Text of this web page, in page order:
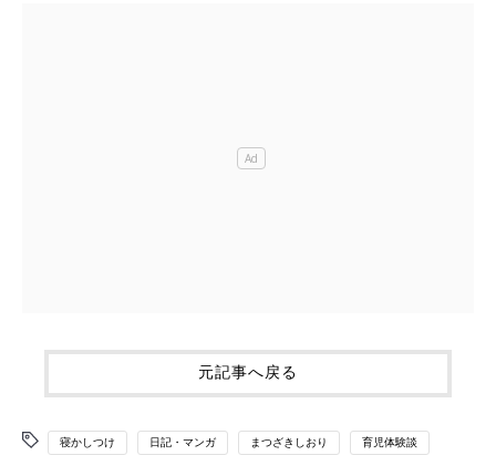
元記事へ戻る
寝かしつけ 日記・マンガ まつざきしおり 育児体験談